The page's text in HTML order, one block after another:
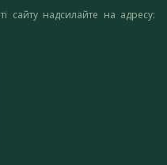
сайту надсилайте на адресу: